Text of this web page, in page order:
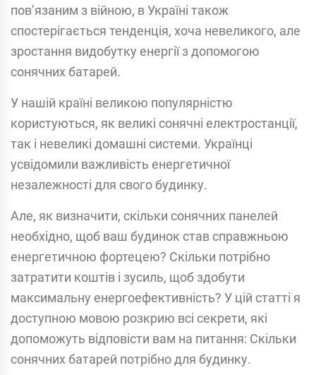
пов’язаним з війною, в Україні також
спостерігається тенденція, хоча невеликого, але
зростання видобутку енергії з допомогою
сонячних батарей.
У нашій країні великою популярністю
користуються, як великі сонячні електростанції,
так і невеликі домашні системи. Українці
усвідомили важливість енергетичної
незалежності для свого будинку.
Але, як визначити, скільки сонячних панелей
необхідно, щоб ваш будинок став справжньою
енергетичною фортецею? Скільки потрібно
затратити коштів і зусиль, щоб здобути
максимальну енергоефективність? У цій статті я
доступною мовою розкрию всі секрети, які
допоможуть відповісти вам на питання: Скільки
сонячних батарей потрібно для будинку.